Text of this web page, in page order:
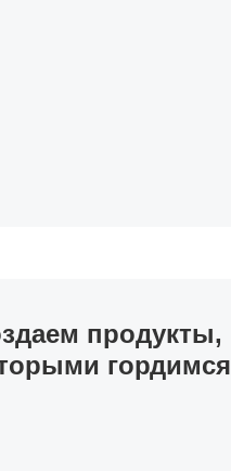
продукты,
гордимся